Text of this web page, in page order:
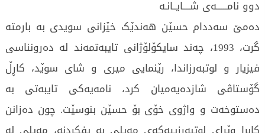
دوو نامــــــه‌ی شــــایــانـه‌
ده‌مێ سه‌ددام حسێن هەندێک خێزانی سویدی به‌ بارمته‌
گرت، 1993، چه‌ند سایكۆلۆژانی تایبه‌تمه‌ند له‌ ده‌رونناسی
فیزیار و لوتبه‌رزاندا، رێنمایی میری و شای سوێد، كاڕڵ
گۆستاڤی شازده‌یه‌میان كرد، نامه‌یه‌كی تایبه‌تی به‌
ده‌ستوخه‌ت و واژوی خۆی بۆ حسێن بنوسێت. چون ده‌زانن